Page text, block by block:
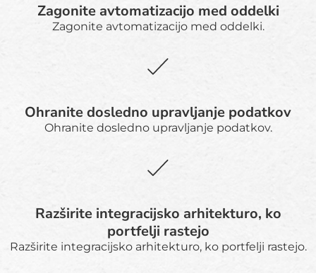
Zagonite avtomatizacijo med oddelki
Zagonite avtomatizacijo med oddelki.
Ohranite dosledno upravljanje podatkov
Ohranite dosledno upravljanje podatkov.
Razširite integracijsko arhitekturo, ko
portfelji rastejo
Razširite integracijsko arhitekturo, ko portfelji rastejo.